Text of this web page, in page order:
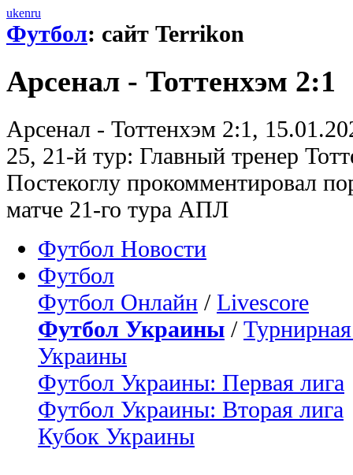
ukenru
Футбол: сайт Terrikon
Арсенал - Тоттенхэм 2:1
Арсенал - Тоттенхэм 2:1,
25, 21-й тур: Главный тренер
Постекоглу прокомментировал
матче 21-го тура АПЛ
Футбол Новости
Футбол
Футбол Онлайн / Livescore
Футбол Украины /
Украины
Футбол Украины: Первая лига
Футбол Украины: Вторая лига
Кубок Украины